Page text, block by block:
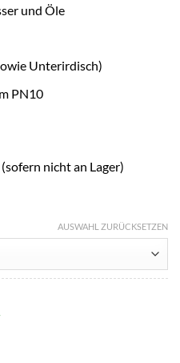
und Öle
Unterirdisch)
PN10
nicht an Lager)
AUSWAHL ZURÜCKSETZEN